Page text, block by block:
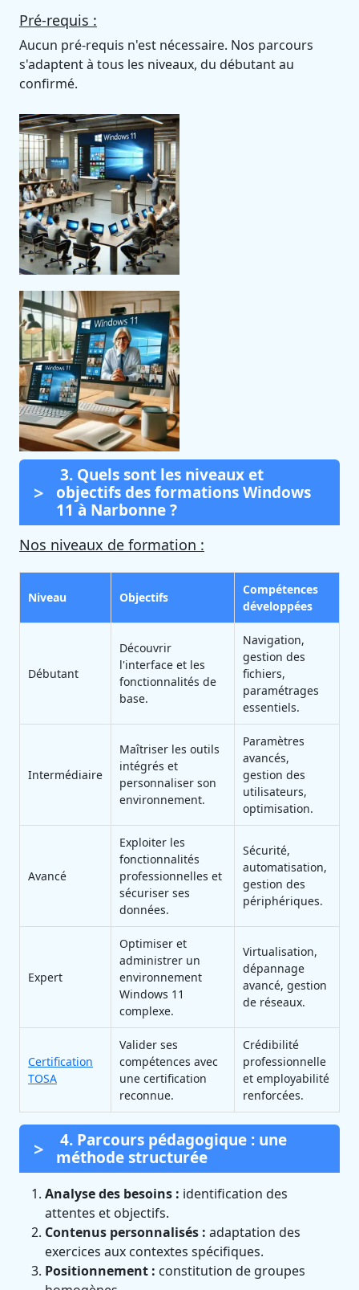
Pré-requis :
Aucun pré-requis n'est nécessaire. Nos parcours
s'adaptent à tous les niveaux, du débutant au
confirmé.
3. Quels sont les niveaux et
objectifs des formations Windows
11 à Narbonne ?
Nos niveaux de formation :
Niveau Objectifs
Compétences
développées
Débutant
Découvrir
l'interface et les
fonctionnalités de
base.
Navigation,
gestion des
fichiers,
paramétrages
essentiels.
Intermédiaire
Maîtriser les outils
intégrés et
personnaliser son
environnement.
Paramètres
avancés,
gestion des
utilisateurs,
optimisation.
Avancé
Exploiter les
fonctionnalités
professionnelles et
sécuriser ses
données.
Sécurité,
automatisation,
gestion des
périphériques.
Expert
Optimiser et
administrer un
environnement
Windows 11
complexe.
Virtualisation,
dépannage
avancé, gestion
de réseaux.
Certification
TOSA
Valider ses
compétences avec
une certification
reconnue.
Crédibilité
professionnelle
et employabilité
renforcées.
4. Parcours pédagogique : une
méthode structurée
Analyse des besoins : identification des
attentes et objectifs.
Contenus personnalisés : adaptation des
exercices aux contextes spécifiques.
Positionnement : constitution de groupes